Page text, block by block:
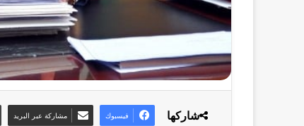
شاركها فيسبوك مشاركة عبر البريد